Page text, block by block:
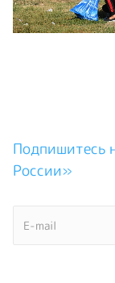
Подпишитесь
России»